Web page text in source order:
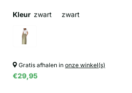
Kleur zwart zwart
Gratis afhalen in onze winkel(s)
€29,95